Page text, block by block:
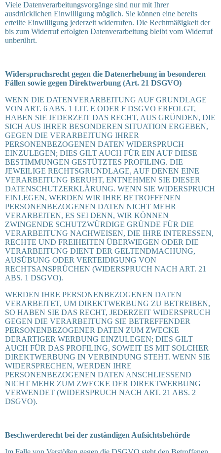
Viele Datenverarbeitungsvorgänge sind nur mit Ihrer
ausdrücklichen Einwilligung möglich. Sie können eine bereits
erteilte Einwilligung jederzeit widerrufen. Die Rechtmäßigkeit der
bis zum Widerruf erfolgten Datenverarbeitung bleibt vom Widerruf
unberührt.
Widerspruchsrecht gegen die Datenerhebung in besonderen
Fällen sowie gegen Direktwerbung (Art. 21 DSGVO)
WENN DIE DATENVERARBEITUNG AUF GRUNDLAGE
VON ART. 6 ABS. 1 LIT. E ODER F DSGVO ERFOLGT,
HABEN SIE JEDERZEIT DAS RECHT, AUS GRÜNDEN, DIE
SICH AUS IHRER BESONDEREN SITUATION ERGEBEN,
GEGEN DIE VERARBEITUNG IHRER
PERSONENBEZOGENEN DATEN WIDERSPRUCH
EINZULEGEN; DIES GILT AUCH FÜR EIN AUF DIESE
BESTIMMUNGEN GESTÜTZTES PROFILING. DIE
JEWEILIGE RECHTSGRUNDLAGE, AUF DENEN EINE
VERARBEITUNG BERUHT, ENTNEHMEN SIE DIESER
DATENSCHUTZERKLÄRUNG. WENN SIE WIDERSPRUCH
EINLEGEN, WERDEN WIR IHRE BETROFFENEN
PERSONENBEZOGENEN DATEN NICHT MEHR
VERARBEITEN, ES SEI DENN, WIR KÖNNEN
ZWINGENDE SCHUTZWÜRDIGE GRÜNDE FÜR DIE
VERARBEITUNG NACHWEISEN, DIE IHRE INTERESSEN,
RECHTE UND FREIHEITEN ÜBERWIEGEN ODER DIE
VERARBEITUNG DIENT DER GELTENDMACHUNG,
AUSÜBUNG ODER VERTEIDIGUNG VON
RECHTSANSPRÜCHEN (WIDERSPRUCH NACH ART. 21
ABS. 1 DSGVO).
WERDEN IHRE PERSONENBEZOGENEN DATEN
VERARBEITET, UM DIREKTWERBUNG ZU BETREIBEN,
SO HABEN SIE DAS RECHT, JEDERZEIT WIDERSPRUCH
GEGEN DIE VERARBEITUNG SIE BETREFFENDER
PERSONENBEZOGENER DATEN ZUM ZWECKE
DERARTIGER WERBUNG EINZULEGEN; DIES GILT
AUCH FÜR DAS PROFILING, SOWEIT ES MIT SOLCHER
DIREKTWERBUNG IN VERBINDUNG STEHT. WENN SIE
WIDERSPRECHEN, WERDEN IHRE
PERSONENBEZOGENEN DATEN ANSCHLIESSEND
NICHT MEHR ZUM ZWECKE DER DIREKTWERBUNG
VERWENDET (WIDERSPRUCH NACH ART. 21 ABS. 2
DSGVO).
Beschwerderecht bei der zuständigen Aufsichtsbehörde